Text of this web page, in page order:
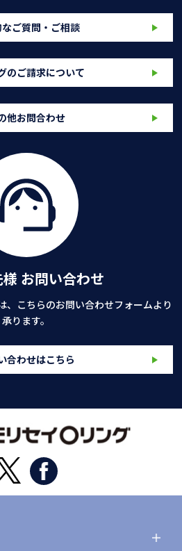
ご質問・ご相談
のご請求について
他お問合わせ
お問い合わせ
、こちらのお問い合わせフォームより
承ります。
合わせはこちら